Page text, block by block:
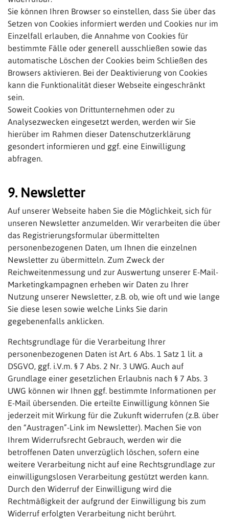
Sie können Ihren Browser so einstellen, dass Sie über das
Setzen von Cookies informiert werden und Cookies nur im
Einzelfall erlauben, die Annahme von Cookies für
bestimmte Fälle oder generell ausschließen sowie das
automatische Löschen der Cookies beim Schließen des
Browsers aktivieren. Bei der Deaktivierung von Cookies
kann die Funktionalität dieser Webseite eingeschränkt
sein.
Soweit Cookies von Drittunternehmen oder zu
Analysezwecken eingesetzt werden, werden wir Sie
hierüber im Rahmen dieser Datenschutzerklärung
gesondert informieren und ggf. eine Einwilligung
abfragen.
9. Newsletter
Auf unserer Webseite haben Sie die Möglichkeit, sich für
unseren Newsletter anzumelden. Wir verarbeiten die über
das Registrierungsformular übermittelten
personenbezogenen Daten, um Ihnen die einzelnen
Newsletter zu übermitteln. Zum Zweck der
Reichweitenmessung und zur Auswertung unserer E-Mail-
Marketingkampagnen erheben wir Daten zu Ihrer
Nutzung unserer Newsletter, z.B. ob, wie oft und wie lange
Sie diese lesen sowie welche Links Sie darin
gegebenenfalls anklicken.
Rechtsgrundlage für die Verarbeitung Ihrer
personenbezogenen Daten ist Art. 6 Abs. 1 Satz 1 lit. a
DSGVO, ggf. i.V.m. § 7 Abs. 2 Nr. 3 UWG. Auch auf
Grundlage einer gesetzlichen Erlaubnis nach § 7 Abs. 3
UWG können wir Ihnen ggf. bestimmte Informationen per
E-Mail übersenden. Die erteilte Einwilligung können Sie
jederzeit mit Wirkung für die Zukunft widerrufen (z.B. über
den “Austragen”-Link im Newsletter). Machen Sie von
Ihrem Widerrufsrecht Gebrauch, werden wir die
betroffenen Daten unverzüglich löschen, sofern eine
weitere Verarbeitung nicht auf eine Rechtsgrundlage zur
einwilligungslosen Verarbeitung gestützt werden kann.
Durch den Widerruf der Einwilligung wird die
Rechtmäßigkeit der aufgrund der Einwilligung bis zum
Widerruf erfolgten Verarbeitung nicht berührt.